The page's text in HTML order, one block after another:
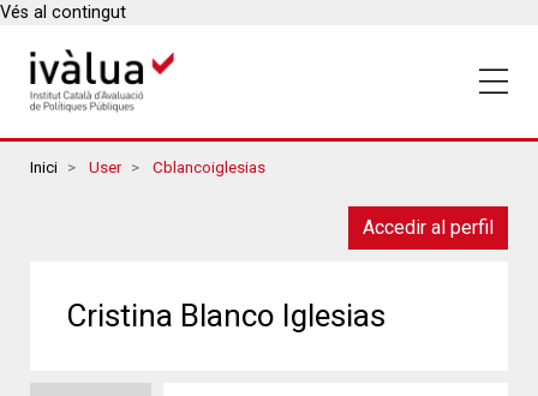
Vés al contingut
Breadcrumbs
Inici User Cblancoiglesias
Accedir al perfil
Cristina Blanco Iglesias